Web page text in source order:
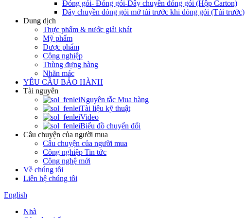
Đóng gói- Đóng gói-Dây chuyền đóng gói (Hộp Carton)
Dây chuyền đóng gói mở túi trước khi đóng gói (Túi trước)
Dung dịch
Thực phẩm & nước giải khát
Mỹ phẩm
Dược phẩm
Công nghiệp
Thùng đựng hàng
Nhãn mác
YÊU CẦU BẢO HÀNH
Tài nguyên
Nguyên tắc Mua hàng
Tài liệu kỹ thuật
Video
Biểu đồ chuyển đổi
Câu chuyện của người mua
Câu chuyện của người mua
Công nghiệp Tin tức
Công nghệ mới
Về chúng tôi
Liên hệ chúng tôi
English
Nhà